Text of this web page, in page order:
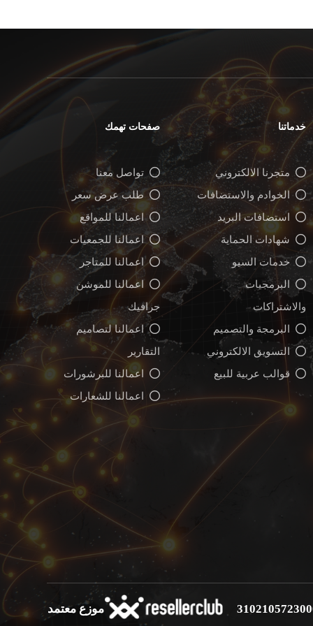
خدماتنا
متجرنا الالكتروني
الخوادم والاستضافات
استضافات البريد
شهادات الحماية
خدمات السيو
البرمجيات
والاشتراكات
البرمجة والتصميم
التسويق الالكتروني
قوالب عربية للبيع
صفحات تهمك
تواصل معنا
طلب عرض سعر
اعمالنا للمواقع
اعمالنا للجمعيات
اعمالنا للمتاجر
اعمالنا للموشن
جرافيك
اعمالنا لتصاميم
التقارير
اعمالنا للبرشورات
اعمالنا للشعارات
موزع معتمد